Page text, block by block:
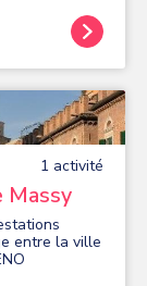
possibilité
1 activité
Massy
entre la ville